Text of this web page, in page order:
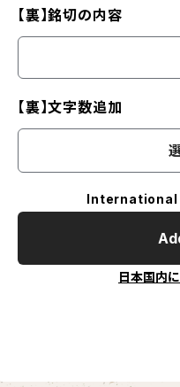
【裏】銘切の内容
【裏】文字数追加
International
日本国内